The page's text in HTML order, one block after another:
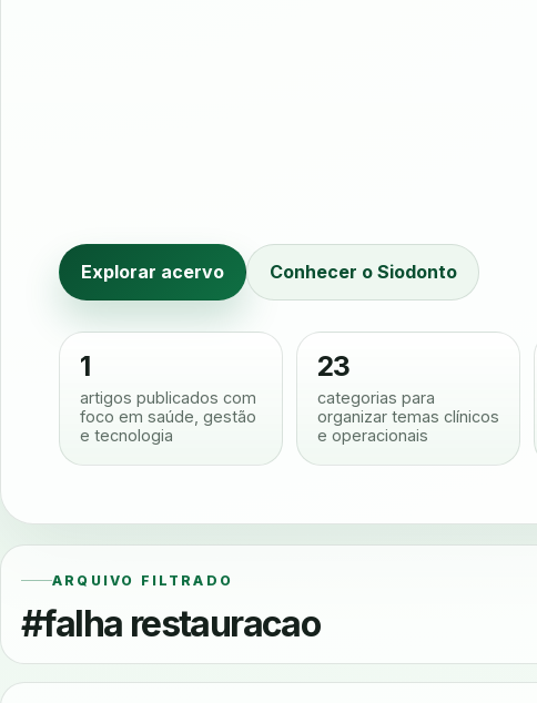
Explorar acervo Conhecer o Siodonto
1
artigos publicados com
foco em saúde, gestão
e tecnologia
23
categorias para
organizar temas clínicos
e operacionais
ARQUIVO FILTRADO
#falha restauracao